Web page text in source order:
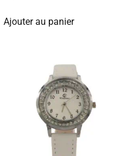
Ajouter au panier